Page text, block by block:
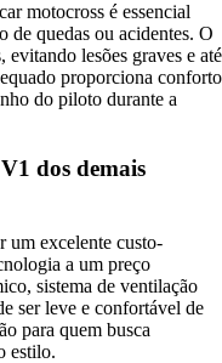
motocross é essencial
de quedas ou acidentes. O
evitando lesões graves e até
proporciona conforto
do piloto durante a
dos demais
um excelente custo-
a um preço
sistema de ventilação
ser leve e confortável de
para quem busca
estilo.